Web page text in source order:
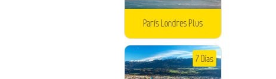
París Londres Plus
7 Días